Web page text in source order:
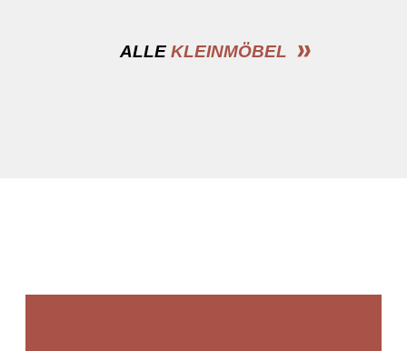
ALLE KLEINMÖBEL